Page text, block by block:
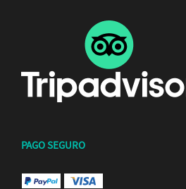
PAGO SEGURO